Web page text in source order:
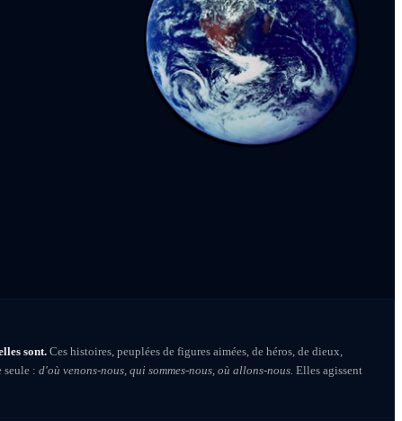
sont. Ces histoires, peuplées de figures aimées, de héros, de dieux,
seule : d'où venons-nous, qui sommes-nous, où allons-nous. Elles agissent